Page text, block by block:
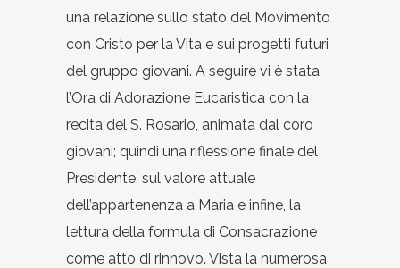
una relazione sullo stato del Movimento
con Cristo per la Vita e sui progetti futuri
del gruppo giovani. A seguire vi è stata
l’Ora di Adorazione Eucaristica con la
recita del S. Rosario, animata dal coro
giovani; quindi una riflessione finale del
Presidente, sul valore attuale
dell’appartenenza a Maria e infine, la
lettura della formula di Consacrazione
come atto di rinnovo. Vista la numerosa